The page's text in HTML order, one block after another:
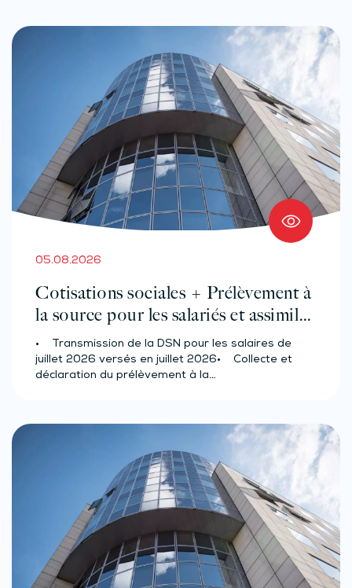
05.08.2026
Cotisations sociales + Prélèvement à
la source pour les salariés et assimilés
(effectif d’au moins 50 salariés)
• Transmission de la DSN pour les salaires de
juillet 2026 versés en juillet 2026• Collecte et
déclaration du prélèvement à la…